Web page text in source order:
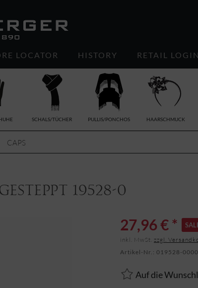
LOCATOR HISTORY RETAIL LOGIN
SCHALS/TÜCHER PULLIS/PONCHOS HAARSCHMUCK
CAPS
19528-0
27,96 € *
inkl. MwSt. zzgl.
Artikel-Nr.: 019528-
Auf die